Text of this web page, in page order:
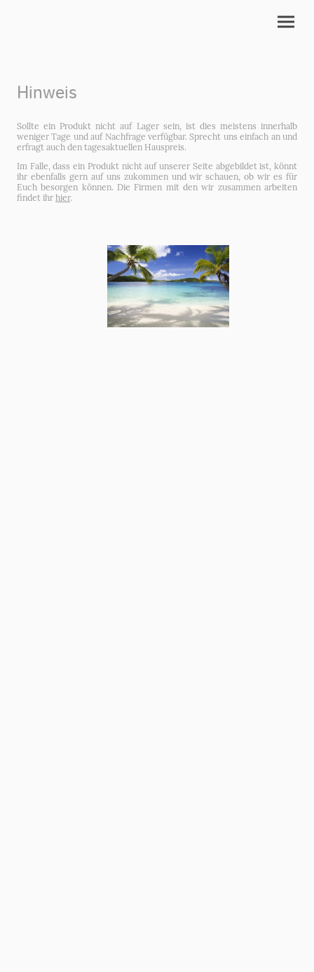
Hinweis
Sollte ein Produkt nicht auf Lager sein, ist dies meistens innerhalb
weniger Tage und auf Nachfrage verfügbar. Sprecht uns einfach an und
erfragt auch den tagesaktuellen Hauspreis.
Im Falle, dass ein Produkt nicht auf unserer Seite abgebildet ist, könnt
ihr ebenfalls gern auf uns zukommen und wir schauen, ob wir es für
Euch besorgen können. Die Firmen mit den wir zusammen arbeiten
findet ihr hier.